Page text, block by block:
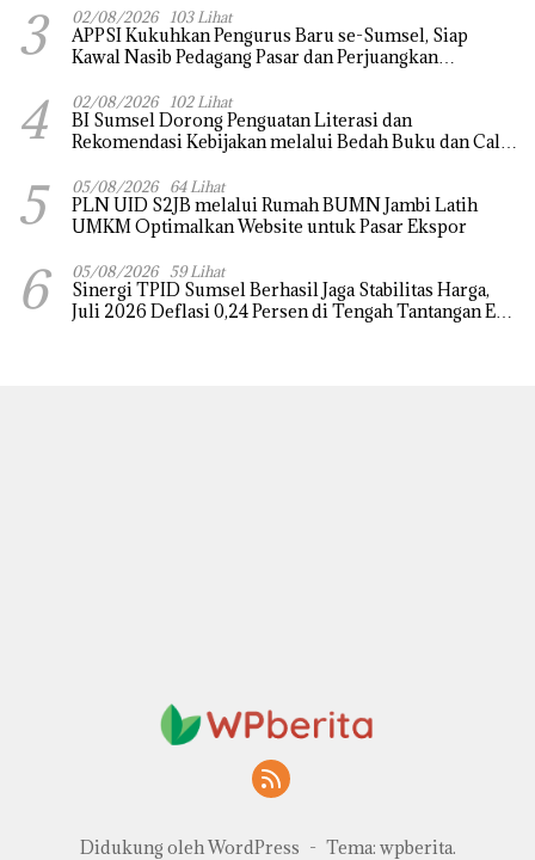
3 02/08/2026 103 Lihat
APPSI Kukuhkan Pengurus Baru se-Sumsel, Siap
Kawal Nasib Pedagang Pasar dan Perjuangkan
4 02/08/2026 102 Lihat
BI Sumsel Dorong Penguatan Literasi dan
Rekomendasi Kebijakan melalui Bedah Buku dan Call
2026
5 05/08/2026 64 Lihat
PLN UID S2JB melalui Rumah BUMN Jambi Latih
UMKM Optimalkan Website untuk Pasar Ekspor
6 05/08/2026 59 Lihat
Sinergi TPID Sumsel Berhasil Jaga Stabilitas Harga,
Juli 2026 Deflasi 0,24 Persen di Tengah Tantangan El
Didukung oleh WordPress - Tema: wpberita.